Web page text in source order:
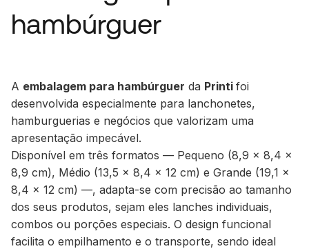
hambúrguer
A embalagem para hambúrguer da Printi foi
desenvolvida especialmente para lanchonetes,
hamburguerias e negócios que valorizam uma
apresentação impecável.
Disponível em três formatos — Pequeno (8,9 x 8,4 x
8,9 cm), Médio (13,5 x 8,4 x 12 cm) e Grande (19,1 x
8,4 x 12 cm) —, adapta-se com precisão ao tamanho
dos seus produtos, sejam eles lanches individuais,
combos ou porções especiais. O design funcional
facilita o empilhamento e o transporte, sendo ideal